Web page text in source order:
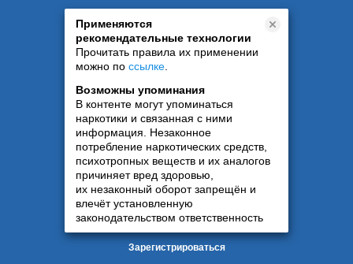
Применяются
рекомендательные технологии
Прочитать правила их применении
можно по ссылке
Возможны упоминания
В контенте могут упоминаться
наркотики и связанная с ними
информация. Незаконное
потребление наркотических средств,
психотропных веществ и их аналогов
причиняет вред здоровью,
их незаконный оборот запрещён и
влечёт установленную
законодательством ответственность
Зарегистрироваться